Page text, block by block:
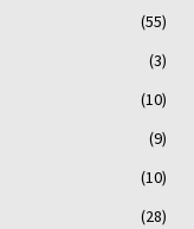
(55)
(3)
(10)
(9)
(10)
(28)